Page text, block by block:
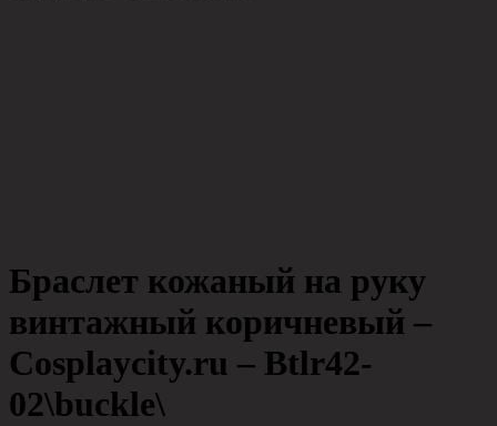
Браслет кожаный на руку
винтажный коричневый –
Cosplaycity.ru – Btlr42-
02\buckle\